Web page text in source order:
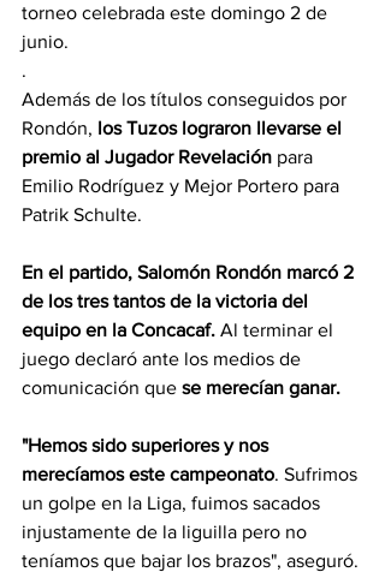
torneo celebrada este domingo 2 de
junio.
.
Además de los títulos conseguidos por
Rondón, los Tuzos lograron llevarse el
premio al Jugador Revelación para
Emilio Rodríguez y Mejor Portero para
Patrik Schulte.
En el partido, Salomón Rondón marcó 2
de los tres tantos de la victoria del
equipo en la Concacaf. Al terminar el
juego declaró ante los medios de
comunicación que se merecían ganar.
"Hemos sido superiores y nos
merecíamos este campeonato. Sufrimos
un golpe en la Liga, fuimos sacados
injustamente de la liguilla pero no
teníamos que bajar los brazos", aseguró.